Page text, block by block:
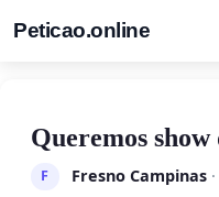
Peticao.online
Queremos
F Fresno Campinas·